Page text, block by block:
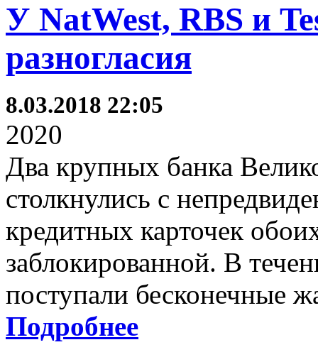
У NatWest, RBS и
разногласия
8.03.2018 22:05
2020
Два крупных банка
столкнулись с
кредитных карточек
заблокированной. В
поступали бесконечные
Подробнее